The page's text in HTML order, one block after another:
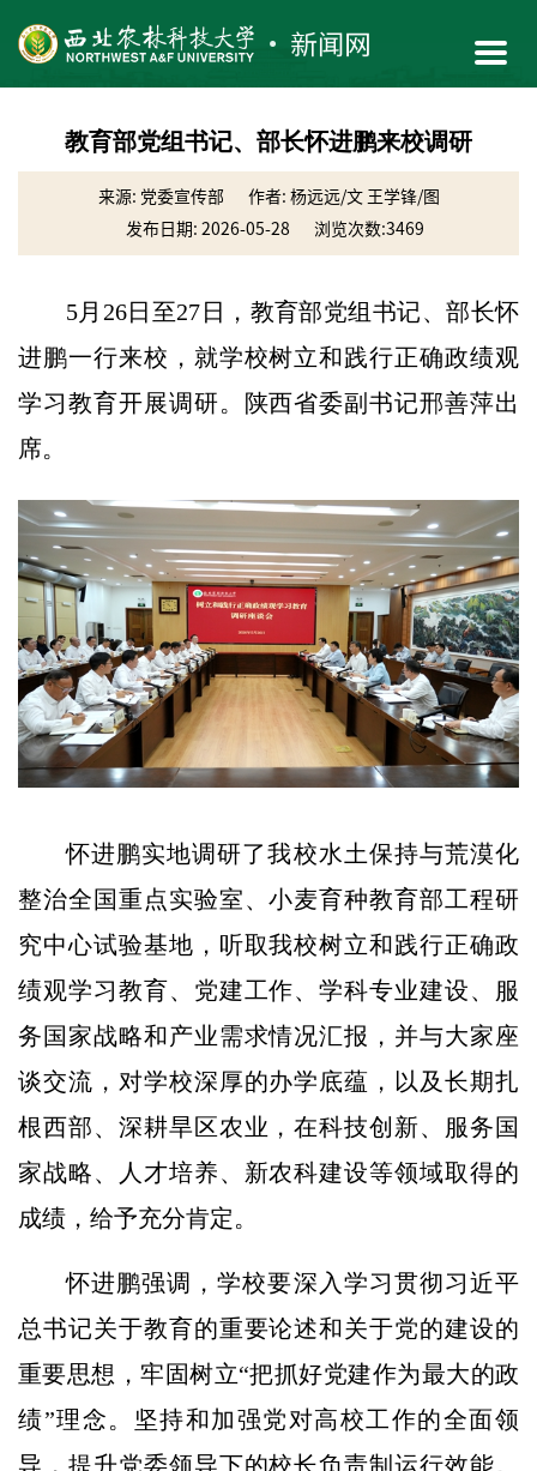
教育部党组书记、部长怀进鹏来校调研
来源: 党委宣传部
作者: 杨远远/文 王学锋/图
发布日期: 2026-05-28
浏览次数:3469
5月26日至27日，教育部党组书记、部长怀
进鹏一行来校，就学校树立和践行正确政绩观
学习教育开展调研。陕西省委副书记邢善萍出
席。
怀进鹏实地调研了我校水土保持与荒漠化
整治全国重点实验室、小麦育种教育部工程研
究中心试验基地，听取我校树立和践行正确政
绩观学习教育、党建工作、学科专业建设、服
务国家战略和产业需求情况汇报，并与大家座
谈交流，对学校深厚的办学底蕴，以及长期扎
根西部、深耕旱区农业，在科技创新、服务国
家战略、人才培养、新农科建设等领域取得的
成绩，给予充分肯定。
怀进鹏强调，学校要深入学习贯彻习近平
总书记关于教育的重要论述和关于党的建设的
重要思想，牢固树立“把抓好党建作为最大的政
绩”理念。坚持和加强党对高校工作的全面领
导，提升党委领导下的校长负责制运行效能。